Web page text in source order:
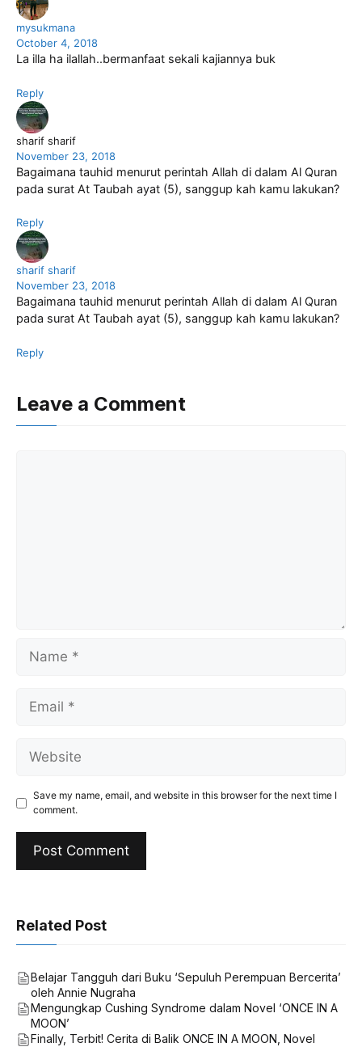
mysukmana
October 4, 2018
La illa ha ilallah..bermanfaat sekali kajiannya buk
Reply
sharif sharif
November 23, 2018
Bagaimana tauhid menurut perintah Allah di dalam Al Quran
pada surat At Taubah ayat (5), sanggup kah kamu lakukan?
Reply
sharif sharif
November 23, 2018
Bagaimana tauhid menurut perintah Allah di dalam Al Quran
pada surat At Taubah ayat (5), sanggup kah kamu lakukan?
Reply
Leave a Comment
Name
Email
Website
Save my name, email, and website in this browser for the next time I
comment.
Related Post
Belajar Tangguh dari Buku ‘Sepuluh Perempuan Bercerita’
oleh Annie Nugraha
Mengungkap Cushing Syndrome dalam Novel ‘ONCE IN A
MOON’
Finally, Terbit! Cerita di Balik ONCE IN A MOON, Novel